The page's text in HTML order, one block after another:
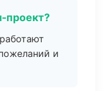
проект?
и